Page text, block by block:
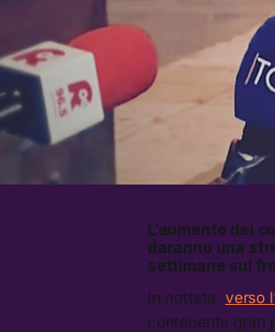
L’aumento dei
daranno una
settimane sul
In nottata, verso
contenente gran